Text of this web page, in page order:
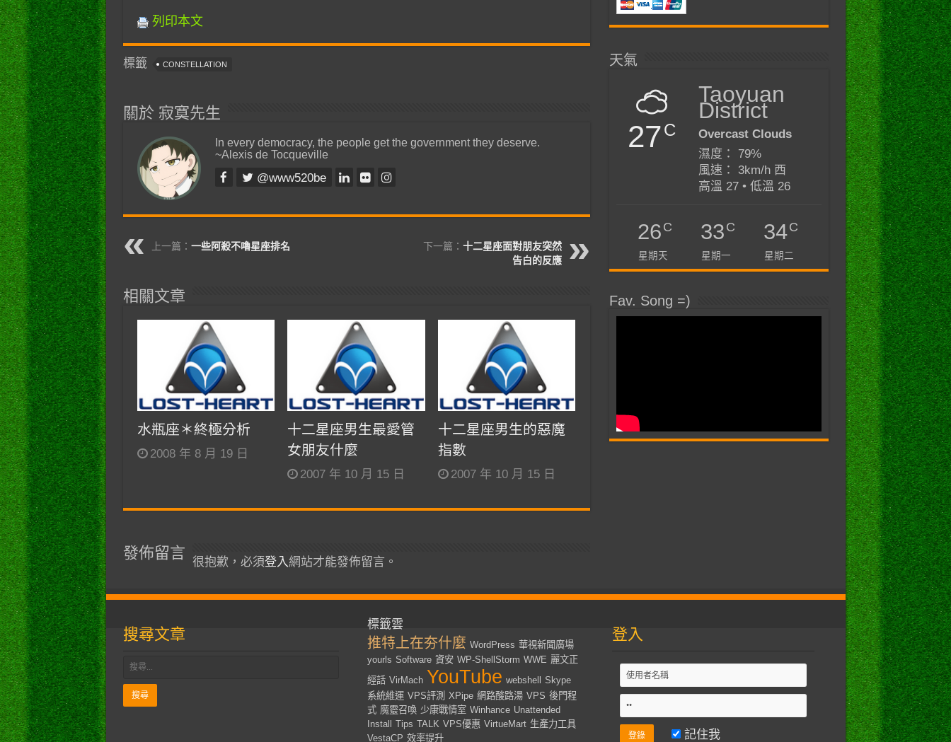
列印本文
標籤 CONSTELLATION
關於 寂寞先生
In every democracy, the people get the government they deserve.
~Alexis de Tocqueville
@www520be
上一篇： 一些阿殺不嚕星座排名 下一篇： 十二星座面對朋友突然
告白的反應
相關文章
水瓶座＊終極分析
2008 年 8 月 19 日
十二星座男生最愛管
女朋友什麼
2007 年 10 月 15 日
十二星座男生的惡魔
指數
2007 年 10 月 15 日
發佈留言
很抱歉，必須登入 網站才能發佈留言。
天氣
27C
Taoyuan
District
Overcast Clouds
濕度： 79%
風速： 3km/h 西
高溫 27 • 低溫 26
26C
星期天
33C
星期一
34C
星期二
Fav. Song =)
搜尋文章
標籤雲
推特上在夯什麼 WordPress 華視新聞廣場
yourls Software 資安 WP-ShellStorm WWE 麗文正
經話 VirMach YouTube webshell Skype
系統維運 VPS評測 XPipe 網路酸路湯 VPS 後門程
式 魔靈召喚 少康戰情室 Winhance Unattended
Install Tips TALK VPS優惠 VirtueMart 生產力工具
VestaCP 效率提升
登入
記住我